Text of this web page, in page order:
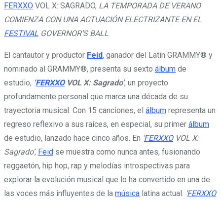
FERXXO VOL X: SAGRADO, LA TEMPORADA DE VERANO
COMIENZA CON UNA ACTUACIÓN ELECTRIZANTE EN EL
FESTIVAL GOVERNOR’S BALL
El cantautor y productor Feid, ganador del Latin GRAMMY® y
nominado al GRAMMY®, presenta su sexto álbum de
estudio, ‘FERXXOVOL X: Sagrado’, un proyecto
profundamente personal que marca una década de su
trayectoria musical. Con 15 canciones, el álbum representa un
regreso reflexivo a sus raíces, en especial, su primer álbum
de estudio, lanzado hace cinco años. En FERXXOVOL X:
Sagrado’, Feid se muestra como nunca antes, fusionando
reggaetón, hip hop, rap y melodías introspectivas para
explorar la evolución musical que lo ha convertido en una de
las voces más influyentes de la música latina actual. FERXXO